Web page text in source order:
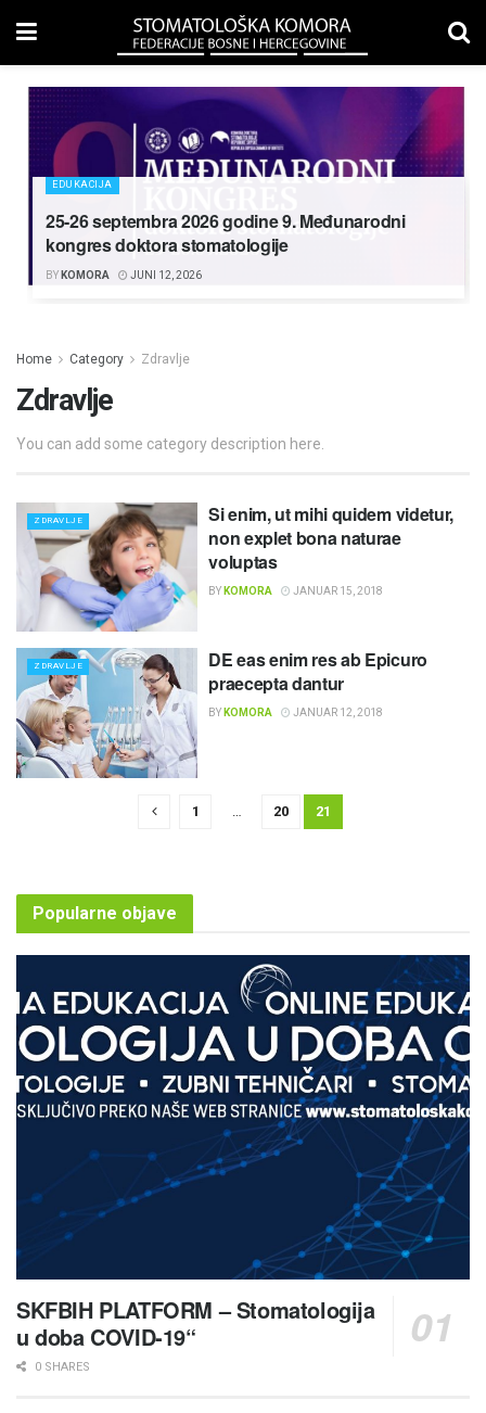
EDUKACIJA
25-26 septembra 2026 godine 9. Međunarodni
kongres doktora stomatologije
BY KOMORA JUNI 12, 2026
Home Category Zdravlje
Zdravlje
You can add some category description here.
ZDRAVLJE
Si enim, ut mihi quidem videtur,
non explet bona naturae
voluptas
BY KOMORA JANUAR 15, 2018
ZDRAVLJE
DE eas enim res ab Epicuro
praecepta dantur
BY KOMORA JANUAR 12, 2018
1 20 21
Popularne objave
SKFBIH PLATFORM – Stomatologija
u doba COVID-19“
0 SHARES